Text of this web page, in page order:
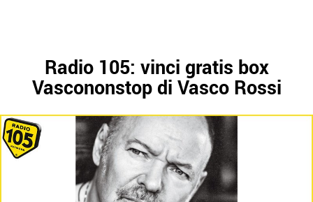
Radio 105: vinci gratis box
Vascononstop di Vasco Rossi